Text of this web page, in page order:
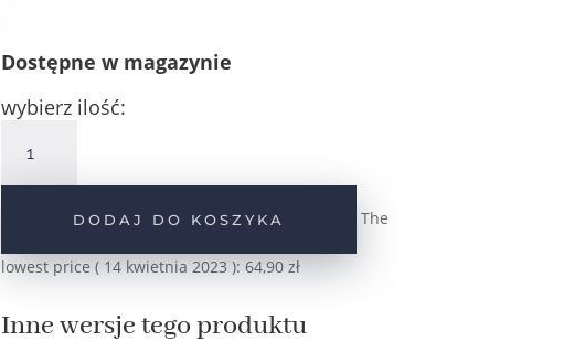
Dostępne w magazynie
wybierz ilość:
Srebrne
kolczyki
cyrkonią
DODAJ DO KOSZYKA The
lowest price (14 kwietnia 2023 ): 64,90 zł
Inne wersje tego produktu